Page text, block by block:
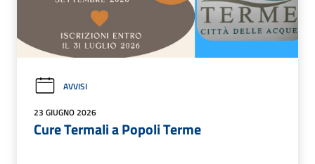
AVVISI
23 GIUGNO 2026
Cure Termali a Popoli Terme